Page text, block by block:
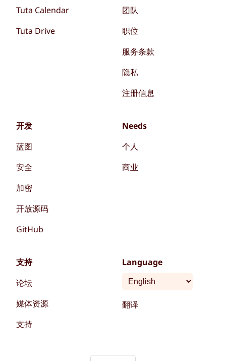
Tuta Calendar
Tuta Drive
团队
职位
服务条款
隐私
注册信息
开发
蓝图
安全
加密
开放源码
GitHub
Needs
个人
商业
支持
论坛
媒体资源
支持
Language
翻译